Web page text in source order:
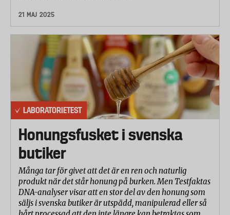
21 MAJ 2025
LABORATORIETEST
Honungsfusket i svenska
butiker
Många tar för givet att det är en ren och naturlig
produkt när det står honung på burken. Men Testfaktas
DNA-analyser visar att en stor del av den honung som
säljs i svenska butiker är utspädd, manipulerad eller så